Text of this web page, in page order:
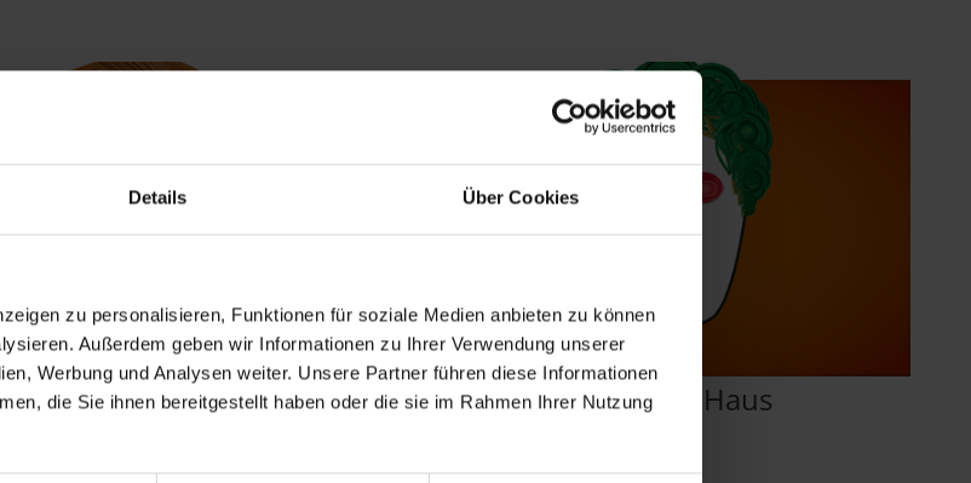
Details Über Cookies
zu personalisieren, Funktionen für soziale Medien anbieten zu können
Außerdem geben wir Informationen zu Ihrer Verwendung unserer
Werbung und Analysen weiter. Unsere Partner führen diese Informationen
die Sie ihnen bereitgestellt haben oder die sie im Rahmen Ihrer Nutzung
und Catering Rund ums Haus